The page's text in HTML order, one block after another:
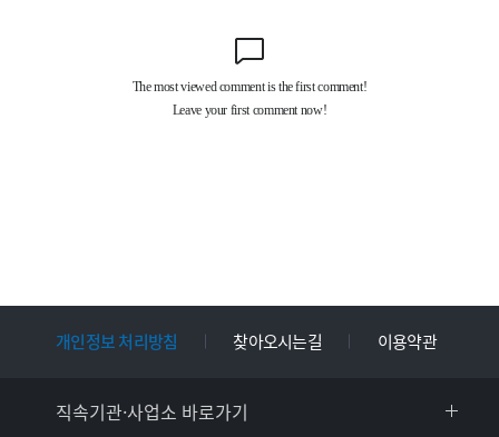
개인정보 처리방침 찾아오시는길 이용약관
직속기관·사업소 바로가기